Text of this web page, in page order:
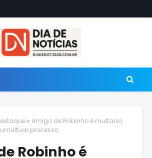
Amigo de Robinho é multado
processo
Robinho é